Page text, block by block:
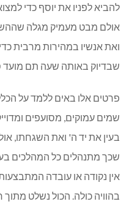
להביא לפניו את יוסף כדי
אולם מבט מעמיק מגלה
ואת אנשיו במהירות מרבית
שבדיוק באותה שעה תם מועד
פרטים אלו באים ללמד על
שמים עמוקים, מסועפים
בעין את יד ה' ואת השגחתו,
שכך מתנהלים כל המהלכים
אין נקודה או עובדה
בהוויה כולה. הכול נשלט